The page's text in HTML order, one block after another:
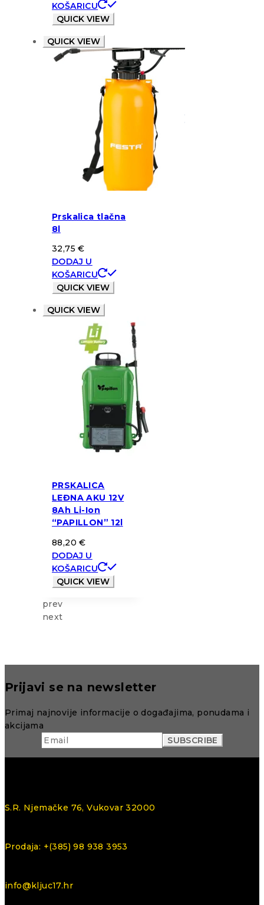
KOŠARICU
QUICK VIEW
QUICK VIEW
Prskalica tlačna
8l
32,75€
DODAJ U
KOŠARICU
QUICK VIEW
QUICK VIEW
PRSKALICA
LEĐNA AKU 12V
8Ah Li-Ion
“PAPILLON” 12l
88,20€
DODAJ U
KOŠARICU
QUICK VIEW
prev
next
Prijavi se na newsletter
Primaj najnovije informacije o događajima, ponudama i
akcijama
S.R. Njemačke 76, Vukovar 32000
Prodaja: +(385) 98 938 3953
info@kljuc17.hr